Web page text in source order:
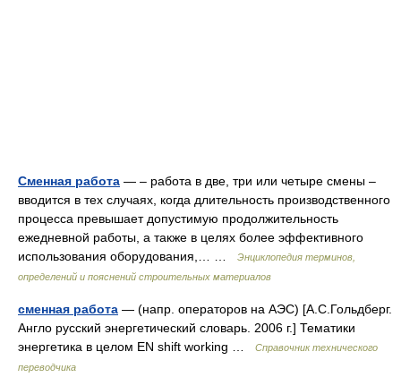
Сменная работа — – работа в две, три или четыре смены –
вводится в тех случаях, когда длительность производственного
процесса превышает допустимую продолжительность
ежедневной работы, а также в целях более эффективного
использования оборудования,… …
Энциклопедия терминов,
определений и пояснений строительных материалов
сменная работа — (напр. операторов на АЭС) [А.С.Гольдберг.
Англо русский энергетический словарь. 2006 г.] Тематики
энергетика в целом EN shift working …
Справочник технического
переводчика